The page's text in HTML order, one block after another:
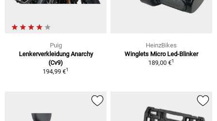
Puig
Lenkerverkleidung Anarchy
(Cv9)
194,99 €1
HeinzBikes
Winglets Micro Led-Blinker
189,00 €1